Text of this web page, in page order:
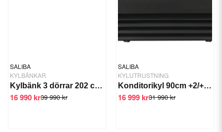
SALIBA
KYLBÄNKAR
Kylbänk 3 dörrar 202 cm Höger Ho
39 990 kr
16 990 kr
SALIBA
KYLUTRUSTNING
Konditorikyl 90cm +2/+8 C 480W
31 990 kr
16 999 kr